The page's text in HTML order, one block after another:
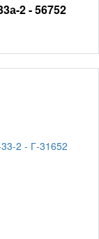
2 - 56752